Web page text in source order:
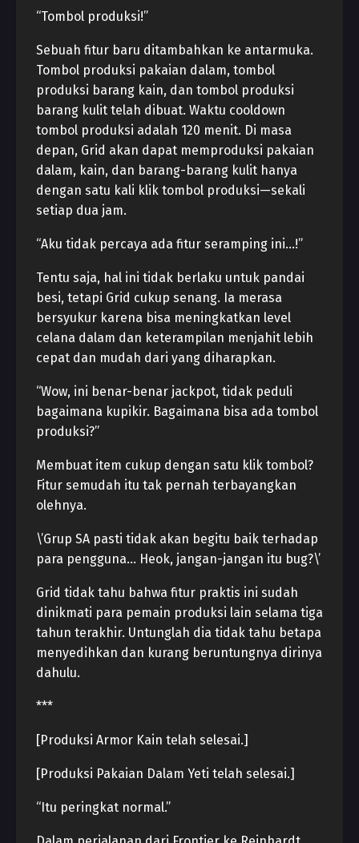
“Tombol produksi!”
Sebuah fitur baru ditambahkan ke antarmuka.
Tombol produksi pakaian dalam, tombol
produksi barang kain, dan tombol produksi
barang kulit telah dibuat. Waktu cooldown
tombol produksi adalah 120 menit. Di masa
depan, Grid akan dapat memproduksi pakaian
dalam, kain, dan barang-barang kulit hanya
dengan satu kali klik tombol produksi—sekali
setiap dua jam.
“Aku tidak percaya ada fitur seramping ini…!”
Tentu saja, hal ini tidak berlaku untuk pandai
besi, tetapi Grid cukup senang. Ia merasa
bersyukur karena bisa meningkatkan level
celana dalam dan keterampilan menjahit lebih
cepat dan mudah dari yang diharapkan.
“Wow, ini benar-benar jackpot, tidak peduli
bagaimana kupikir. Bagaimana bisa ada tombol
produksi?”
Membuat item cukup dengan satu klik tombol?
Fitur semudah itu tak pernah terbayangkan
olehnya.
\’Grup SA pasti tidak akan begitu baik terhadap
para pengguna… Heok, jangan-jangan itu bug?\’
Grid tidak tahu bahwa fitur praktis ini sudah
dinikmati para pemain produksi lain selama tiga
tahun terakhir. Untunglah dia tidak tahu betapa
menyedihkan dan kurang beruntungnya dirinya
dahulu.
***
[Produksi Armor Kain telah selesai.]
[Produksi Pakaian Dalam Yeti telah selesai.]
“Itu peringkat normal.”